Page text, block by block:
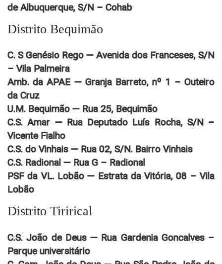
de Albuquerque, S/N – Cohab
Distrito Bequimão
C. S Genésio Rego — Avenida dos Franceses, S/N
– Vila Palmeira
Amb. da APAE — Granja Barreto, nº 1 – Outeiro
da Cruz
U.M. Bequimão — Rua 25, Bequimão
C.S. Amar — Rua Deputado Luís Rocha, S/N –
Vicente Fialho
C.S. do Vinhais — Rua 02, S/N. Bairro Vinhais
C.S. Radional — Rua G – Radional
PSF da VL. Lobão — Estrata da Vitória, 08 – Vila
Lobão
Distrito Tirirical
C.S. João de Deus — Rua Gardenia Goncalves –
Parque universitário